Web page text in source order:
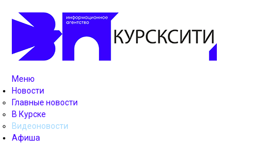
Меню
Новости
Главные новости
В Курске
Видеоновости
Афиша